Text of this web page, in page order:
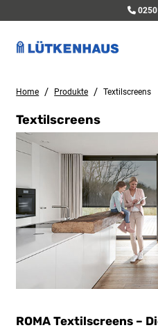
Home / Produkte / Textilscreens
Textilscreens
ROMA Textilscreens –